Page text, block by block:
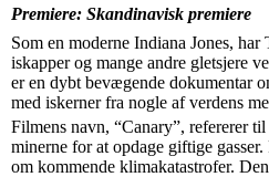
Premiere: Skandinavisk premiere
Som en moderne Indiana Jones,
iskapper og mange andre gletsjere
er en dybt bevægende dokumentar
med iskerner fra nogle af verdens
Filmens navn, “Canary”, refererer
minerne for at opdage giftige
om kommende klimakatastrofer.